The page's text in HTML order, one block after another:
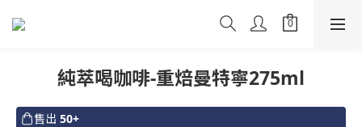
純萃喝咖啡-重焙曼特寧275ml
售出 50+